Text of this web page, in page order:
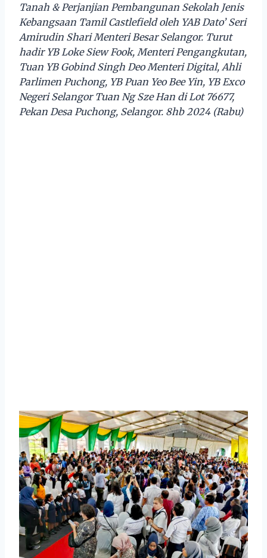
Tanah & Perjanjian Pembangunan Sekolah Jenis
Kebangsaan Tamil Castlefield oleh YAB Dato’ Seri
Amirudin Shari Menteri Besar Selangor. Turut
hadir YB Loke Siew Fook, Menteri Pengangkutan,
Tuan YB Gobind Singh Deo Menteri Digital, Ahli
Parlimen Puchong, YB Puan Yeo Bee Yin, YB Exco
Negeri Selangor Tuan Ng Sze Han di Lot 76677,
Pekan Desa Puchong, Selangor. 8hb 2024 (Rabu)